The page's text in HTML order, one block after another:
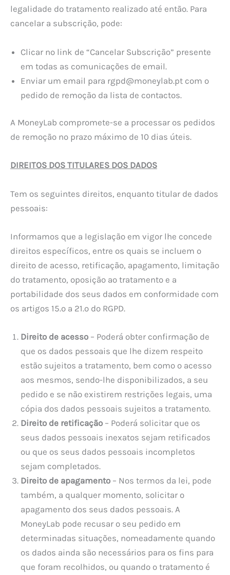
legalidade do tratamento realizado até então. Para
cancelar a subscrição, pode:
Clicar no link de “Cancelar Subscrição” presente
em todas as comunicações de email.
Enviar um email para rgpd@moneylab.pt com o
pedido de remoção da lista de contactos.
A MoneyLab compromete-se a processar os pedidos
de remoção no prazo máximo de 10 dias úteis.
DIREITOS DOS TITULARES DOS DADOS
Tem os seguintes direitos, enquanto titular de dados
pessoais:
Informamos que a legislação em vigor lhe concede
direitos específicos, entre os quais se incluem o
direito de acesso, retificação, apagamento, limitação
do tratamento, oposição ao tratamento e a
portabilidade dos seus dados em conformidade com
os artigos 15.º a 21.º do RGPD.
Direito de acesso – Poderá obter confirmação de
que os dados pessoais que lhe dizem respeito
estão sujeitos a tratamento, bem como o acesso
aos mesmos, sendo-lhe disponibilizados, a seu
pedido e se não existirem restrições legais, uma
cópia dos dados pessoais sujeitos a tratamento.
Direito de retificação – Poderá solicitar que os
seus dados pessoais inexatos sejam retificados
ou que os seus dados pessoais incompletos
sejam completados.
Direito de apagamento – Nos termos da lei, pode
também, a qualquer momento, solicitar o
apagamento dos seus dados pessoais. A
MoneyLab pode recusar o seu pedido em
determinadas situações, nomeadamente quando
os dados ainda são necessários para os fins para
que foram recolhidos, ou quando o tratamento é